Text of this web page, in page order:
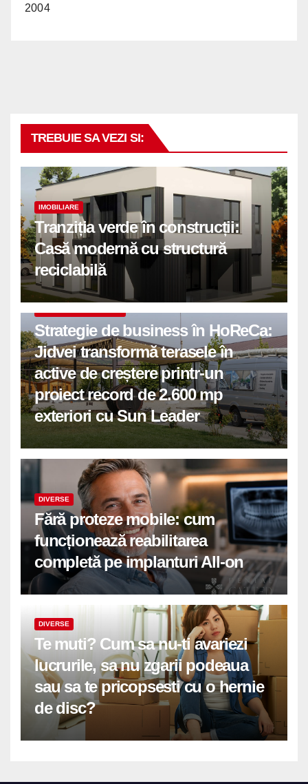
2004
TREBUIE SA VEZI SI:
IMOBILIARE
Tranziția verde în construcții:
Casă modernă cu structură
reciclabilă
Strategie de business în HoReCa:
Jidvei transformă terasele în
active de creștere printr-un
proiect record de 2.600 mp
exteriori cu Sun Leader
DIVERSE
Fără proteze mobile: cum
funcționează reabilitarea
completă pe implanturi All-on
DIVERSE
Te muti? Cum sa nu-ti avariezi
lucrurile, sa nu zgarii podeaua
sau sa te pricopsesti cu o hernie
de disc?